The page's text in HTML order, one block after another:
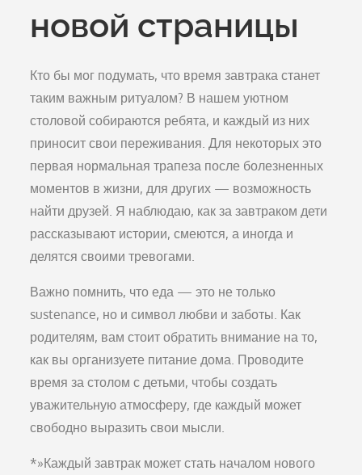
новой страницы
Кто бы мог подумать, что время завтрака станет
таким важным ритуалом? В нашем уютном
столовой собираются ребята, и каждый из них
приносит свои переживания. Для некоторых это
первая нормальная трапеза после болезненных
моментов в жизни, для других — возможность
найти друзей. Я наблюдаю, как за завтраком дети
рассказывают истории, смеются, а иногда и
делятся своими тревогами.
Важно помнить, что еда — это не только
sustenance, но и символ любви и заботы. Как
родителям, вам стоит обратить внимание на то,
как вы организуете питание дома. Проводите
время за столом с детьми, чтобы создать
уважительную атмосферу, где каждый может
свободно выразить свои мысли.
*»Каждый завтрак может стать началом нового